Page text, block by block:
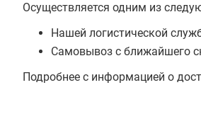
Осуществляется одним из
Нашей логистической
Самовывоз с ближайшего
Подробнее с информацией о